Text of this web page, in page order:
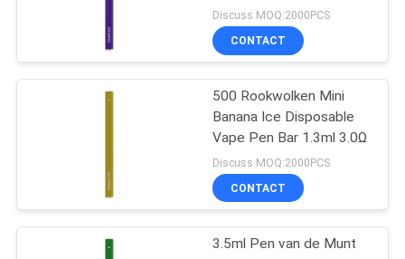
KWALITEITSCONTROLE
VERZOEK
SITEMAP
50MG van Vape
Beschikbare
Discuss MOQ:2000PCS
CONTACT
500 Rookwolken Mini
Banana Ice Disposable
Vape Pen Bar 1.3ml 3.0Ω
Discuss MOQ:2000PCS
CONTACT
3.5ml Pen van de Munt